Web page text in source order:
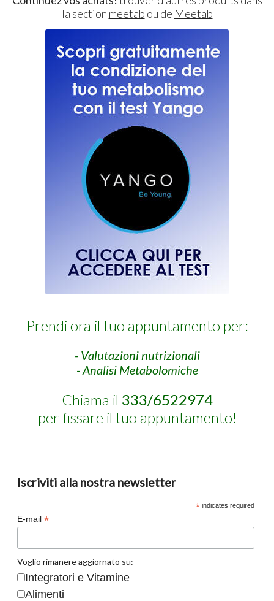
la section meetab ou de Meetab
Prendi ora il tuo appuntamento per:
- Valutazioni nutrizionali
- Analisi Metabolomiche
Chiama il 333/6522974
per fissare il tuo appuntamento!
Iscriviti alla nostra newsletter
* indicates required
E-mail *
Voglio rimanere aggiornato su:
Integratori e Vitamine
Alimenti